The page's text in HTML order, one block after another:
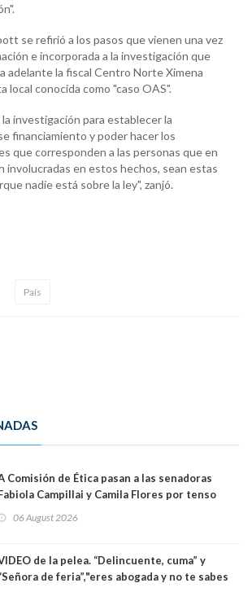
se refirió a los pasos que vienen una vez
e incorporada a la investigación que
adelante la fiscal Centro Norte Ximena
local conocida como "caso OAS".
investigación para establecer la
financiamiento y poder hacer los
que corresponden a las personas que en
involucradas en estos hechos, sean estas
nadie está sobre la ley", zanjó.
País
Comisión de Ética pasan a las senadoras
Campillai y Camila Flores por tenso
06 August 2026
de la pelea. “Delincuente, cuma” y
de feria”,"eres abogada y no te sabes